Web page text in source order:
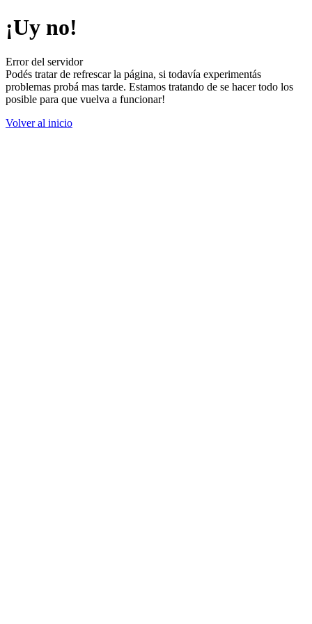
¡Uy no!
Error del servidor
Podés tratar de refrescar la página, si todavía experimentás
problemas probá mas tarde. Estamos tratando de se hacer todo los
posible para que vuelva a funcionar!
Volver al inicio